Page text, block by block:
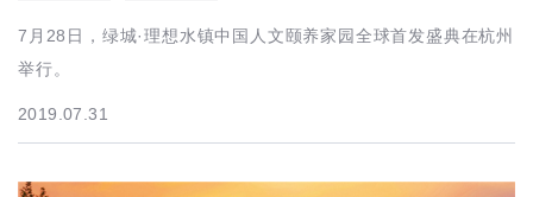
7月28日，绿城·理想水镇中国人文颐养家园全球首发盛典在杭州
举行。
2019.07.31